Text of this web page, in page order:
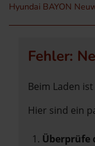
Hyundai BAYON
Fehler:
Beim Laden
Hier sind ein
Überprüfe